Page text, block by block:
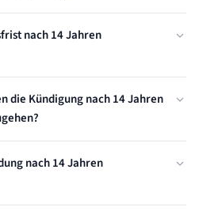
nach 14 Jahren
Ende des Kalendermonats (§ 622
durch Arbeitsvertrag oder Tarifvertrag
werden. Eine zu kurze
zwar nicht unwirksam, aber
nächstmöglichen Termin wirksam.
die Kündigung nach 14 Jahren
beim Arbeitsgericht einzureichen (§ 4
— wird sie versäumt, gilt die
wenn sie rechtswidrig war. Nur in
nach 14 Jahren